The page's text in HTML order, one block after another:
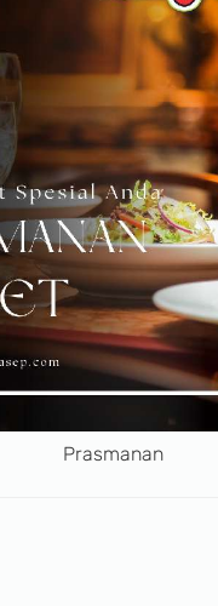
Prasmanan